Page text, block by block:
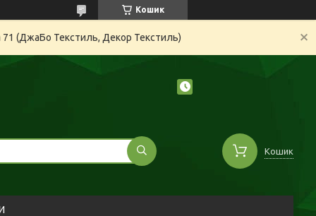
Кошик
71 (ДжаБо Текстиль, Декор Текстиль)
Кошик